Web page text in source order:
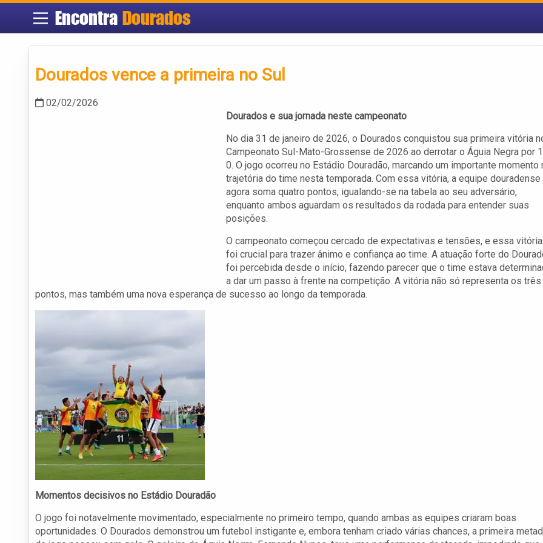
Encontra Dourados
Dourados vence a primeira no Sul
02/02/2026
Dourados e sua jornada neste campeonato
No dia 31 de janeiro de 2026, o Dourados conquistou sua primeira vitória
Campeonato Sul-Mato-Grossense de 2026 ao derrotar o Águia Negra por
0. O jogo ocorreu no Estádio Douradão, marcando um importante momento
trajetória do time nesta temporada. Com essa vitória, a equipe douradense
agora soma quatro pontos, igualando-se na tabela ao seu adversário,
enquanto ambos aguardam os resultados da rodada para entender suas
posições.
O campeonato começou cercado de expectativas e tensões, e essa vitória
foi crucial para trazer ânimo e confiança ao time. A atuação forte do
foi percebida desde o início, fazendo parecer que o time estava
a dar um passo à frente na competição. A vitória não só representa os três
pontos, mas também uma nova esperança de sucesso ao longo da temporada.
Momentos decisivos no Estádio Douradão
O jogo foi notavelmente movimentado, especialmente no primeiro tempo, quando ambas as equipes criaram boas
oportunidades. O Dourados demonstrou um futebol instigante e, embora tenham criado várias chances, a primeira